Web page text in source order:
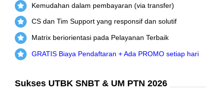
Kemudahan dalam pembayaran (via transfer)
CS dan Tim Support yang responsif dan solutif
Matrix beriorientasi pada Pelayanan Terbaik
GRATIS Biaya Pendaftaran + Ada PROMO setiap hari
Sukses UTBK SNBT & UM PTN 2026